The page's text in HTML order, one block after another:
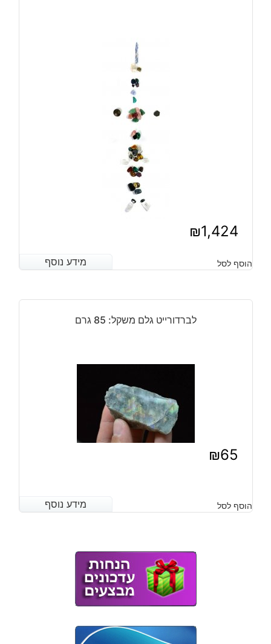
₪1,424
מידע נוסף הוסף לסל מידע נוסף
לברדורייט גלם משקל: 85 גרם
₪65
מידע נוסף הוסף לסל מידע נוסף